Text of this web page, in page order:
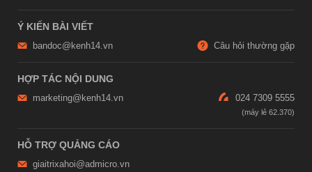
Ý KIẾN BÀI VIẾT
bandoc@kenh14.vn Câu hỏi thường gặp
HỢP TÁC NỘI DUNG
marketing@kenh14.vn 024 7309 5555
HỖ TRỢ QUẢNG CÁO
giaitrixahoi@admicro.vn